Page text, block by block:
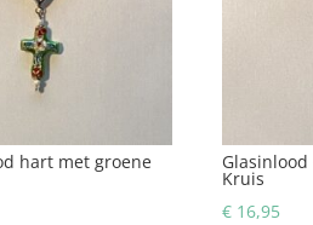
hart met groene
Kruis
€ 16,95